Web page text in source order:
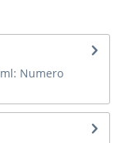
Numero